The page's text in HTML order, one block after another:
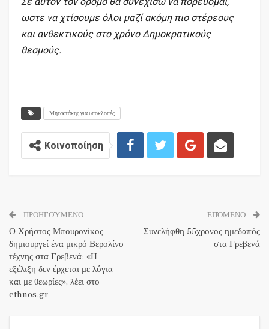
ωστε να χτίσουμε όλοι μαζί ακόμη πιο στέρεους
και ανθεκτικούς στο χρόνο Δημοκρατικούς
θεσμούς.
Μητσoτάκης για υποκλοπές
Κοινοποίηση
ΠΡΟΗΓΟΎΜΕΝΟ
Ο Χρήστος Μπουρονίκος
δημιουργεί ένα μικρό Βερολίνο
τέχνης στα Γρεβενά: «Η
εξέλιξη δεν έρχεται με λόγια
και με θεωρίες», λέει στο
ethnos.gr
ΕΠΌΜΕΝΟ
Συνελήφθη 55χρονος ημεδαπός
στα Γρεβενά